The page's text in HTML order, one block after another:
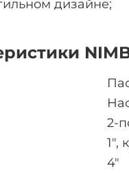
дизайне;
2-
1″,
4″